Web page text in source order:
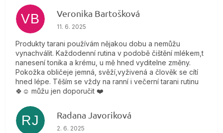
VB Veronika Bartošková
Hodnotenie obchodu je 5 z 5 hviezdičiek.
11. 6. 2025
Produkty tarani používám nějakou dobu a nemůžu
vynachválit. Každodenní rutina v podobě čištění mlékem,t
nanesení tonika a krému, u mě hned vyditelne změny.
Pokožka obličeje jemná, svěží,vyživená a člověk se cítí
hned lépe. Těším se vždy na ranní i večerní tarani rutinu
🍀☺️ můžu jen doporučit ❤️
RJ Radana Javoriková
Hodnotenie obchodu je 5 z 5 hviezdičiek.
2. 6. 2025